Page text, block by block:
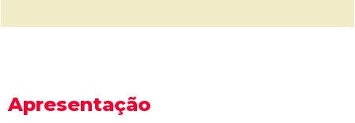
Apresentação